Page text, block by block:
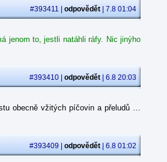
#393411 | odpovědět | 7.8 01:04
jenom to, jestli natáhli ráfy. Nic jinýho
#393410 | odpovědět | 6.8 20:03
obecně vžitých píčovin a přeludů …
#393409 | odpovědět | 6.8 01:02